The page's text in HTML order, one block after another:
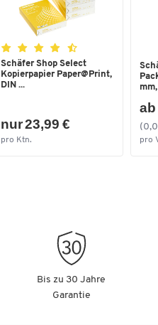
Schäfer Shop Select
Kopierpapier Paper@Print,
DIN ...
nur 23,99 €
pro Ktn.
mm,
ab
pro
Bis zu 30 Jahre
Garantie